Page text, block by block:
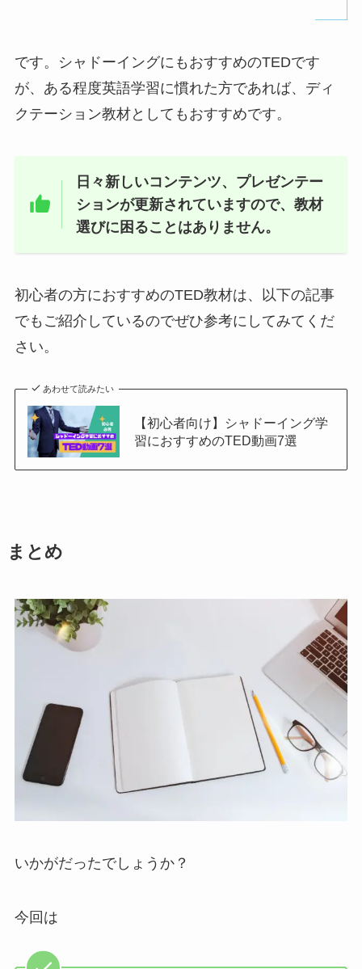
です。 シャドーイングにもおすすめのTEDです
が、ある程度英語学習に慣れた方であれば、ディ
クテーション教材としてもおすすめです。
日々新しいコンテンツ、プレゼンテー
ションが更新されていますので、教材
選びに困ることはありません。
初心者の方におすすめのTED教材は、以下の記事
でもご紹介しているのでぜひ参考にしてみてくだ
さい。
あわせて読みたい
【初心者向け】シャドーイング学
習におすすめのTED動画7選
まとめ
いかがだったでしょうか？
今回は